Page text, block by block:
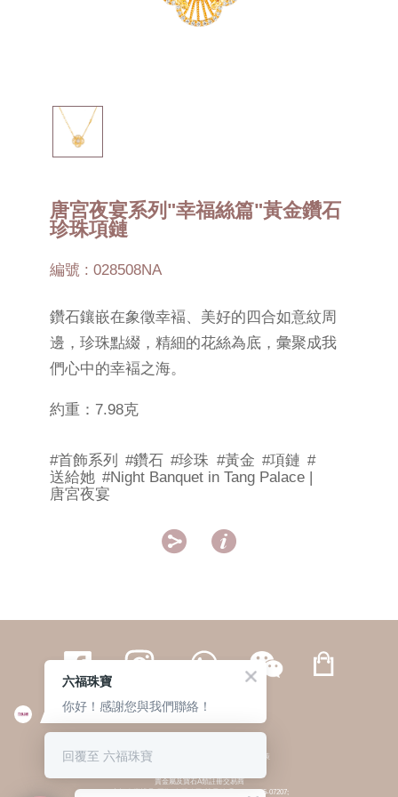
唐宮夜宴系列"幸福絲篇"黃金鑽石
珍珠項鏈
編號 : 028508NA
鑽石鑲嵌在象徵幸褔、美好的四合如意紋周
邊，珍珠點綴，精細的花絲為底，彙聚成我
們心中的幸褔之海。
約重：7.98克
#首飾系列 #鑽石 #珍珠 #黃金 #項鏈 #
送給她 #Night Banquet in Tang Palace |
唐宮夜宴
 
繁體 | 簡体
© 六福集團 版權所有 不得轉載 私隱政策
貴金屬及寶石A類註冊交易商
(六福企業禮品(國際)有限公司-註冊號碼:A-B-24-05-07207;
六福珠寶
你好！感謝您與我們聯絡！
回覆至 六福珠寶